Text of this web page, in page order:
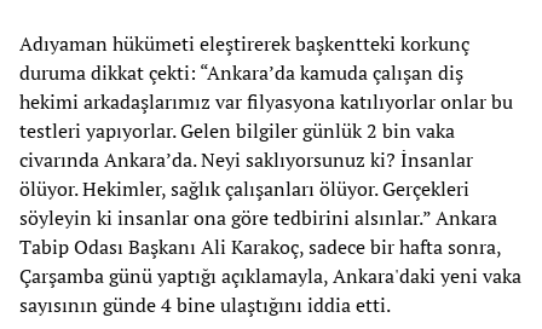
Adıyaman hükümeti eleştirerek başkentteki korkunç
duruma dikkat çekti: “Ankara’da kamuda çalışan diş
hekimi arkadaşlarımız var filyasyona katılıyorlar onlar bu
testleri yapıyorlar. Gelen bilgiler günlük 2 bin vaka
civarında Ankara’da. Neyi saklıyorsunuz ki? İnsanlar
ölüyor. Hekimler, sağlık çalışanları ölüyor. Gerçekleri
söyleyin ki insanlar ona göre tedbirini alsınlar.” Ankara
Tabip Odası Başkanı Ali Karakoç, sadece bir hafta sonra,
Çarşamba günü yaptığı açıklamayla, Ankara'daki yeni vaka
sayısının günde 4 bine ulaştığını iddia etti.